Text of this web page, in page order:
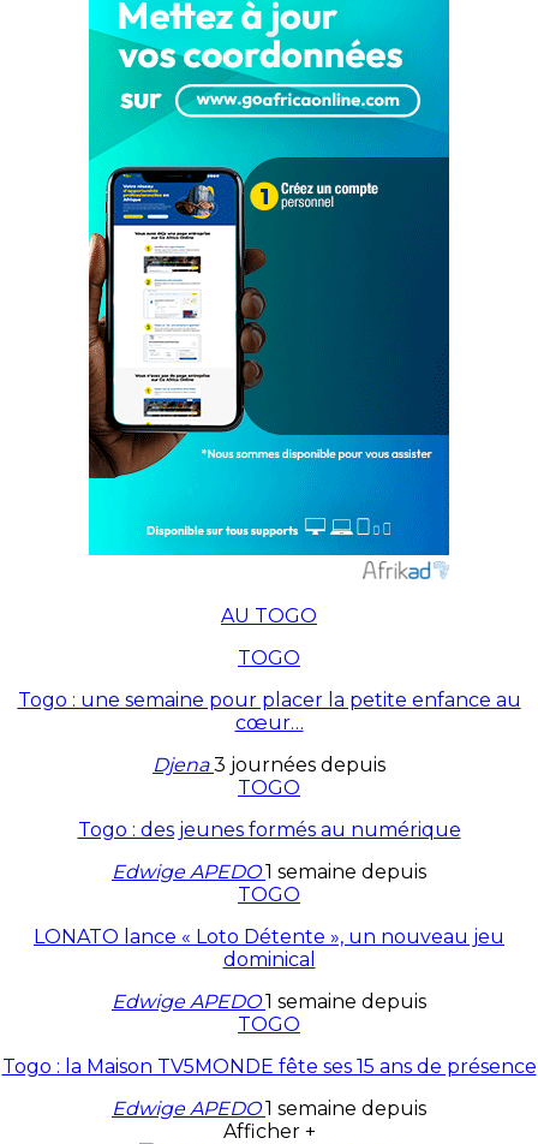
AU TOGO
TOGO
Togo : une semaine pour placer la petite enfance au
cœur…
Djena3 journées depuis
TOGO
Togo : des jeunes formés au numérique
Edwige APEDO1 semaine depuis
TOGO
LONATO lance « Loto Détente », un nouveau jeu
dominical
Edwige APEDO1 semaine depuis
TOGO
Togo : la Maison TV5MONDE fête ses 15 ans de présence
Edwige APEDO1 semaine depuis
Afficher +